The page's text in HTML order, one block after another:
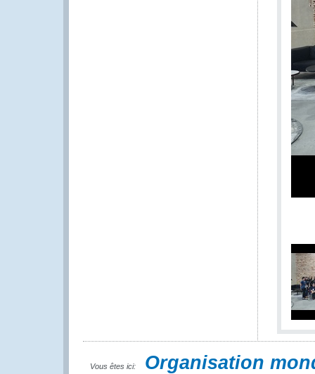
Vous êtes ici:
Organisation